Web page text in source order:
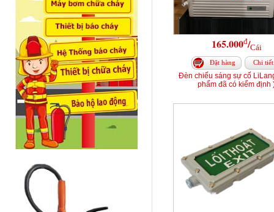
165.000đ/Cái
Đặt hàng Chi tiết
Đèn chiếu sáng sự cố
phẩm đã có kiểm định